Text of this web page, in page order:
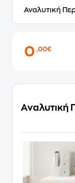
Αναλυτική
0,00€
Αναλυτική